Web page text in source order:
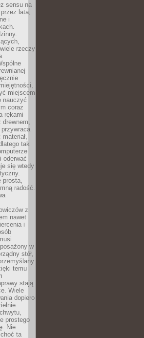
sensu na
przez lata,
i
rzeczy
miejscem
nauczyć
coraz
rękami
tak
oderwać
się wtedy
prosta,
radość.
z
nawet
i
w
stół,
temu
stają
Wiele
dopiero
prostego
Nie
ta